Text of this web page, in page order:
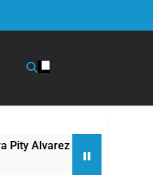
12 Horas Atrás